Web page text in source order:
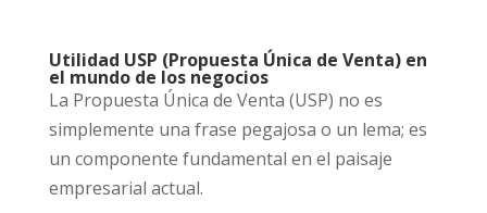
Utilidad USP (Propuesta Única de Venta) en
el mundo de los negocios
La Propuesta Única de Venta (USP) no es
simplemente una frase pegajosa o un lema; es
un componente fundamental en el paisaje
empresarial actual.